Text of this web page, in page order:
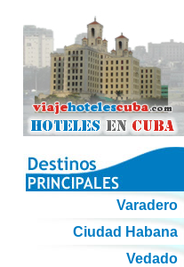
Varadero
Ciudad Habana
Vedado